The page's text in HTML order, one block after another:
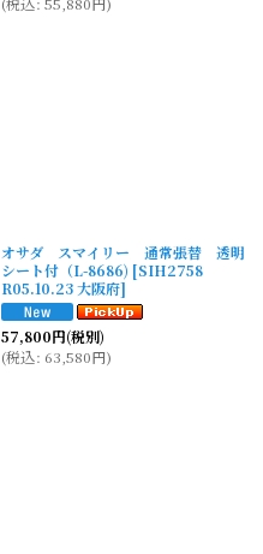
オサダ スマイリー 通常張替 透明
シート付（L-8686) [SIH2758
R05.10.23 大阪府]
57,800円(税別)
(税込: 63,580円)